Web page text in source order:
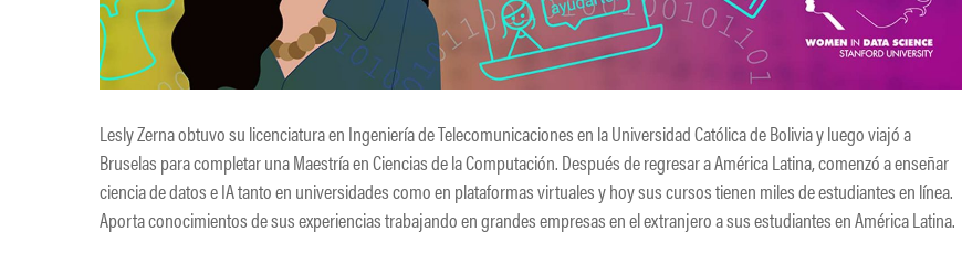
​Lesly Zerna obtuvo su licenciatura en Ingeniería de Telecomunicaciones en la Universidad Católica de Bolivia y luego viajó a
Bruselas para completar una Maestría en Ciencias de la Computación. Después de regresar a América Latina, comenzó a enseñar
ciencia de datos e IA tanto en universidades como en plataformas virtuales y hoy sus cursos tienen miles de estudiantes en línea.
Aporta conocimientos de sus experiencias trabajando en grandes empresas en el extranjero a sus estudiantes en América Latina.